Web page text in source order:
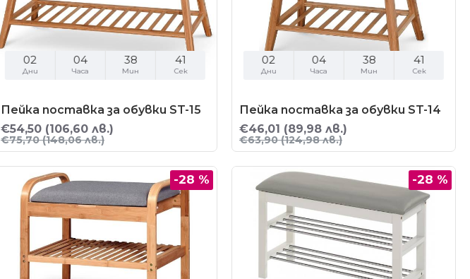
02
Дни
04
Часа
38
Мин
40
Сек
Пейка поставка за обувки ST-15
€54,50 (106,60 лв.)
€75,70(148,06 лв.)
02
Дни
04
Часа
38
Мин
40
Сек
Пейка поставка за обувки ST-14
€46,01 (89,98 лв.)
€63,90(124,98 лв.)
-28 % -28 %